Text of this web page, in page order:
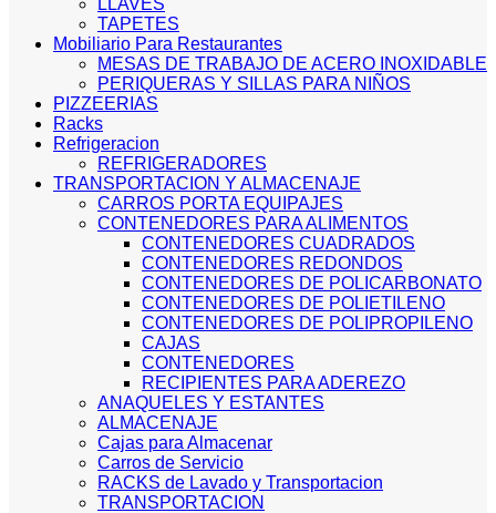
LLAVES
TAPETES
Mobiliario Para Restaurantes
MESAS DE TRABAJO DE ACERO INOXIDABLE
PERIQUERAS Y SILLAS PARA NIÑOS
PIZZEERIAS
Racks
Refrigeracion
REFRIGERADORES
TRANSPORTACION Y ALMACENAJE
CARROS PORTA EQUIPAJES
CONTENEDORES PARA ALIMENTOS
CONTENEDORES CUADRADOS
CONTENEDORES REDONDOS
CONTENEDORES DE POLICARBONATO
CONTENEDORES DE POLIETILENO
CONTENEDORES DE POLIPROPILENO
CAJAS
CONTENEDORES
RECIPIENTES PARA ADEREZO
ANAQUELES Y ESTANTES
ALMACENAJE
Cajas para Almacenar
Carros de Servicio
RACKS de Lavado y Transportacion
TRANSPORTACION